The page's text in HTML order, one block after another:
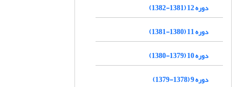
دوره 12 (1381-1382)
دوره 11 (1380-1381)
دوره 10 (1379-1380)
دوره 9 (1378-1379)